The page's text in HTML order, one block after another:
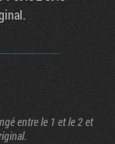
entre le 1 et le 2 et